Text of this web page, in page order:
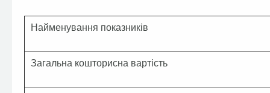
Найменування показників
Загальна кошторисна вартість